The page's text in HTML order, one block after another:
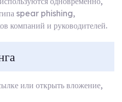
типа spear phishing,
компаний и руководителей.
или открыть вложение,